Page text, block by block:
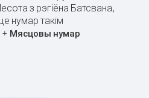
з рэгіёна Батсвана,
нумар такім
+ Мясцовы нумар